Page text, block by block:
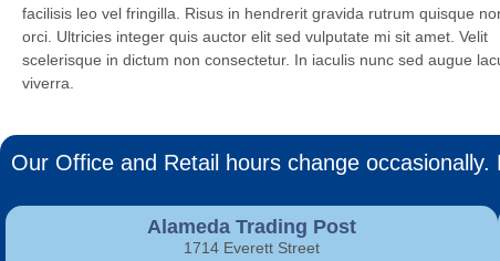
facilisis leo vel fringilla. Risus in hendrerit gravida rutrum quisque
orci. Ultricies integer quis auctor elit sed vulputate mi sit amet. Velit
scelerisque in dictum non consectetur. In iaculis nunc sed augue
viverra.
Our Office and Retail hours change
Alameda Trading Post
1714 Everett Street